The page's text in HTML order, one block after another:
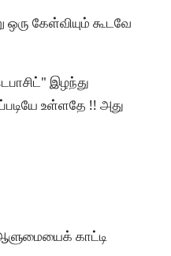
கேள்வியும் கூடவே
இழந்து
உள்ளதே !! அது
காட்டி